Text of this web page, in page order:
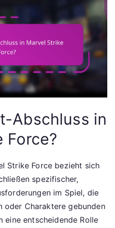
Abschluss in
Force?
Strike Force bezieht sich
spezifischer,
im Spiel, die
oder Charaktere gebunden
eine entscheidende Rolle